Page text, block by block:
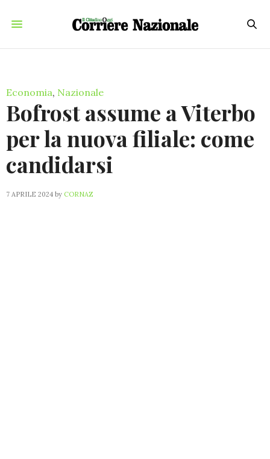
Economia, Nazionale
Bofrost assume a Viterbo
per la nuova filiale: come
candidarsi
7 APRILE 2024 by CORNAZ